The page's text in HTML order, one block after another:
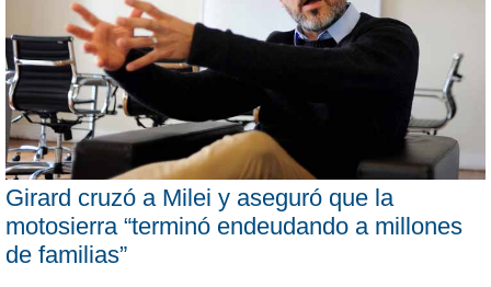
Girard cruzó a Milei y aseguró que la
motosierra “terminó endeudando a millones
de familias”